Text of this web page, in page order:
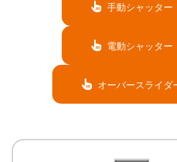
手動シャッター
電動シャッター
オーバースライダ